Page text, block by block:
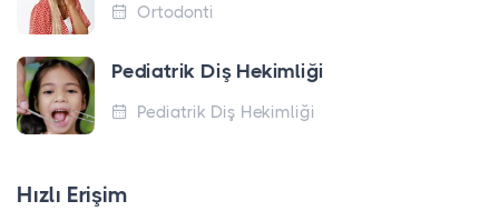
Ortodonti
Pediatrik Diş Hekimliği
Pediatrik Diş Hekimliği
Hızlı Erişim